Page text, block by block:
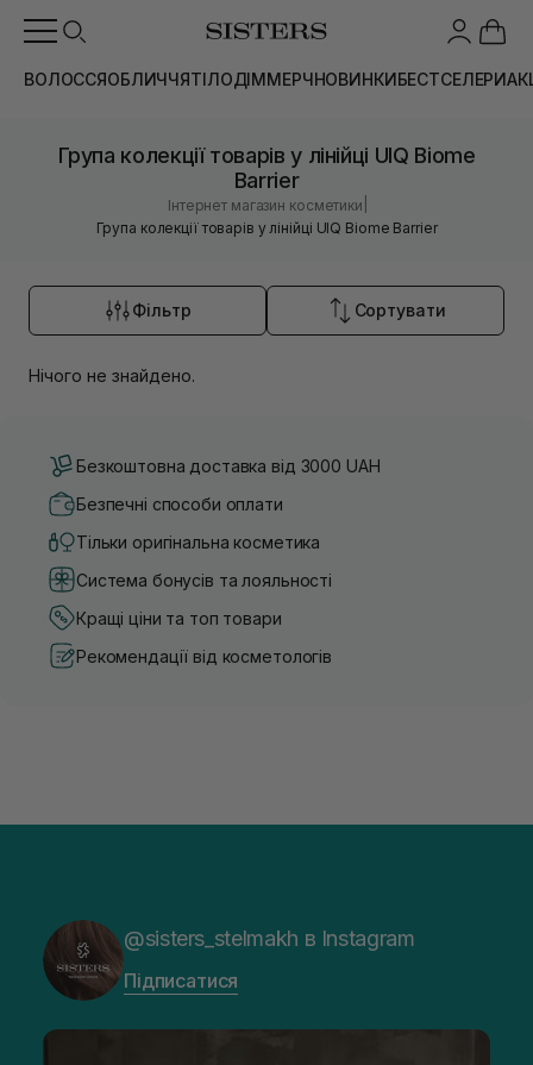
ВОЛОССЯОБЛИЧЧЯТІЛОДІММЕРЧНОВИНКИБЕСТСЕЛЕРИ
Група колекції товарів у лінійці UIQ Biome
Barrier
Інтернет магазин косметики
Група колекції товарів у лінійці UIQ Biome Barrier
Фільтр Сортувати
Нічого не знайдено.
Безкоштовна доставка від 3000 UAH
Безпечні способи оплати
Тільки оригінальна косметика
Система бонусів та лояльності
Кращі ціни та топ товари
Рекомендації від косметологів
@sisters_stelmakh в Instagram
Підписатися